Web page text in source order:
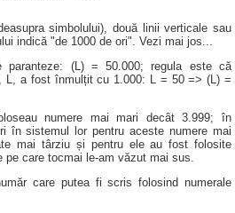
simbolului), două linii verticale sau
indică "de 1000 de ori". Vezi mai jos...
paranteze: (L) = 50.000; regula este că
L, a fost înmulțit cu 1.000: L = 50 => (L) =
numere mai mari decât 3.999; în
în sistemul lor pentru aceste numere mai
mai târziu și pentru ele au fost folosite
care tocmai le-am văzut mai sus.
care putea fi scris folosind numerale